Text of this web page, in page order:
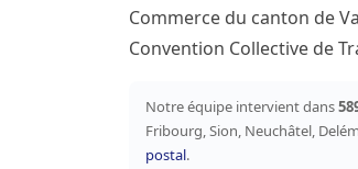
Commerce du canton de
Convention Collective de
Notre équipe intervient dans
Fribourg, Sion, Neuchâtel,
postal.